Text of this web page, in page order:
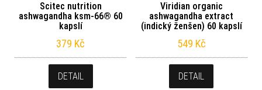
Scitec nutrition
ashwagandha ksm-66® 60
kapslí
379 Kč
DETAIL
Viridian organic
ashwagandha extract
(indický ženšen) 60 kapslí
549 Kč
DETAIL